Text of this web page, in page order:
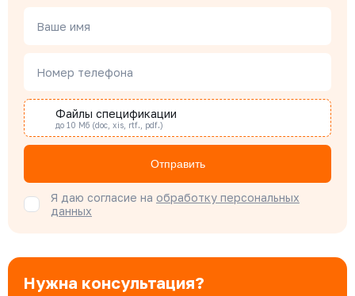
Наталья Гомонова
Бондарюк Евгения
Специалист отдела продаж
Ваше имя
Номер телефона
Файлы спецификации
до 10 Мб (doc, xis, rtf., pdf.)
Отправить
Я даю согласие на обработку персональных
данных
Нужна консультация?